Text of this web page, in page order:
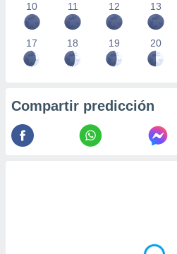
10 11 12 13
17 18 19 20
Compartir predicción